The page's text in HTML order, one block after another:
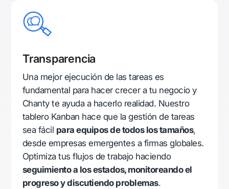
Transparencia
Una mejor ejecución de las tareas es
fundamental para hacer crecer a tu negocio y
Chanty te ayuda a hacerlo realidad. Nuestro
tablero Kanban hace que la gestión de tareas
sea fácil para equipos de todos los tamaños,
desde empresas emergentes a firmas globales.
Optimiza tus flujos de trabajo haciendo
seguimiento a los estados, monitoreando el
progreso y discutiendo problemas.